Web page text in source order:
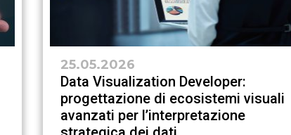
25.05.2026
Data Visualization Developer:
progettazione di ecosistemi visuali
avanzati per l’interpretazione